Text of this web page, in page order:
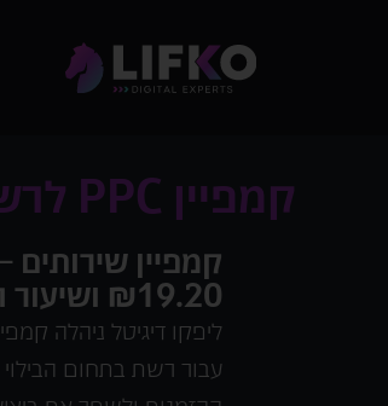
קמפיין PPC לרשת חדרי קריוקי – הגדלת הזמנות והמרות אונליין
₪19.20 ושיעור המרה של 23.27%
עבור רשת בתחום